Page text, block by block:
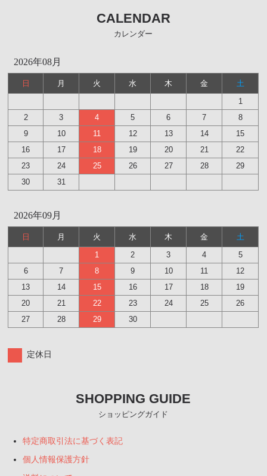
CALENDAR
カレンダー
2026年08月
日 月 火 水 木 金
土
1
2
3 4 5 6 7
8
9
10 11 12 13 14
15
16
17 18 19 20 21
22
23
24 25 26 27 28
29
30
31
2026年09月
日 月 火 水 木 金
土
1
2 3 4
5
6
7 8 9 10 11
12
13
14 15 16 17 18
19
20
21 22 23 24 25
26
27
28 29 30
定休日
SHOPPING GUIDE
ショッピングガイド
特定商取引法に基づく表記
個人情報保護方針